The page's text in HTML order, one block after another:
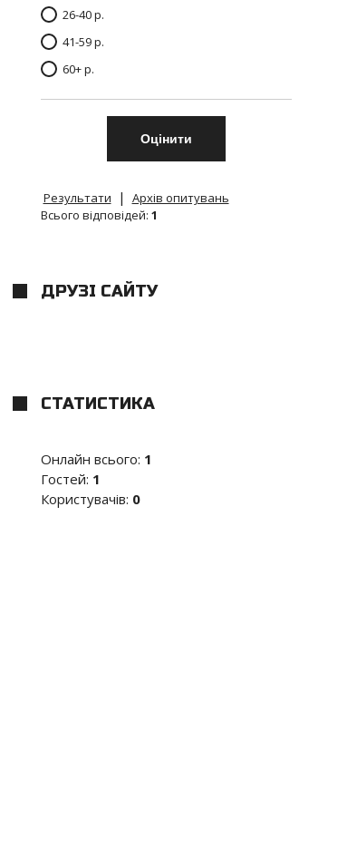
26-40 р.
41-59 р.
60+ р.
Результати |
Архів опитувань
Всього відповідей: 1
ДРУЗІ САЙТУ
СТАТИСТИКА
Онлайн всього: 1
Гостей: 1
Користувачів: 0